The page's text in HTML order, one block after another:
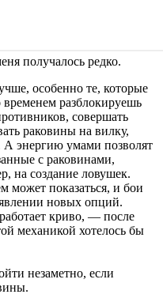
получалось редко.
особенно те, которые
разблокируешь
совершать
раковины на вилку,
А энергию умами позволят
с раковинами,
на создание ловушек.
может показаться, и бои
новых опций.
криво, — после
механикой хотелось бы
незаметно, если